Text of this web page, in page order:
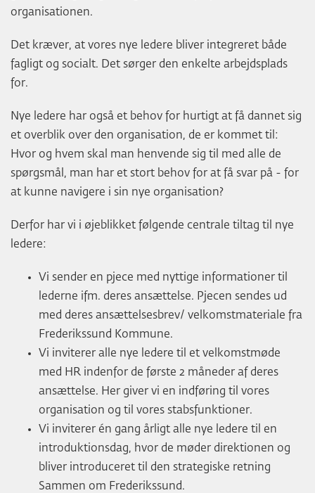
organisationen.
Det kræver, at vores nye ledere bliver integreret både
fagligt og socialt. Det sørger den enkelte arbejdsplads
for.
Nye ledere har også et behov for hurtigt at få dannet sig
et overblik over den organisation, de er kommet til:
Hvor og hvem skal man henvende sig til med alle de
spørgsmål, man har et stort behov for at få svar på - for
at kunne navigere i sin nye organisation?
Derfor har vi i øjeblikket følgende centrale tiltag til nye
ledere:
Vi sender en pjece med nyttige informationer til
lederne ifm. deres ansættelse. Pjecen sendes ud
med deres ansættelsesbrev/ velkomstmateriale fra
Frederikssund Kommune.
Vi inviterer alle nye ledere til et velkomstmøde
med HR indenfor de første 2 måneder af deres
ansættelse. Her giver vi en indføring til vores
organisation og til vores stabsfunktioner.
Vi inviterer én gang årligt alle nye ledere til en
introduktionsdag, hvor de møder direktionen og
bliver introduceret til den strategiske retning
Sammen om Frederikssund.